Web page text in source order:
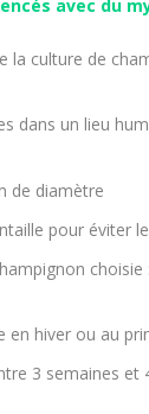
avec du
la culture de
dans un lieu
de diamètre
pour éviter
en hiver ou au
3 semaines et